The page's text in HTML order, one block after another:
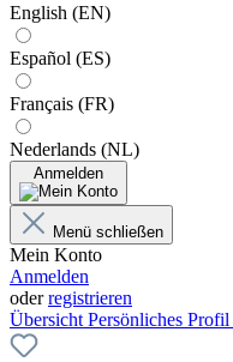
English (EN)
Español (ES)
Français (FR)
Nederlands (NL)
Anmelden
Menü schließen
Mein Konto
Anmelden
oderregistrieren
Übersicht Persönliches Profil